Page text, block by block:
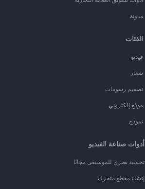
مدونة
الفئات
فيديو
شعار
تصميم رسومات
موقع إلكتروني
نموذج
أدوات صناعة الفيديو
تجسيد بصري للموسيقى مجانًا
إنشاء مقطع متحرك